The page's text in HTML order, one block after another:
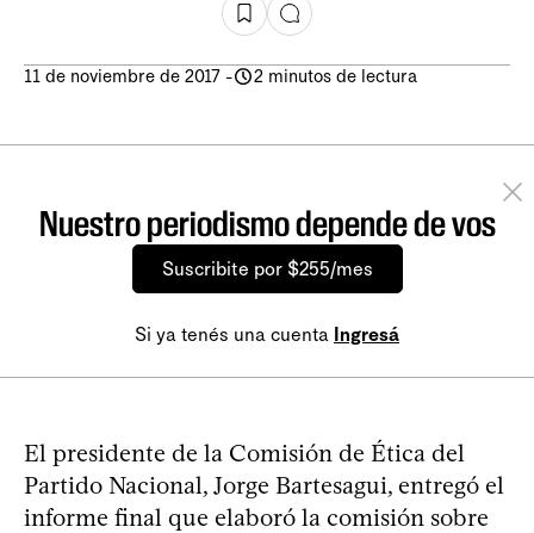
11 de noviembre de 2017 - 2 minutos de lectura
Nuestro periodismo depende de vos
Suscribite por $255/mes
Si ya tenés una cuenta Ingresá
El presidente de la Comisión de Ética del
Partido Nacional, Jorge Bartesagui, entregó el
informe final que elaboró la comisión sobre